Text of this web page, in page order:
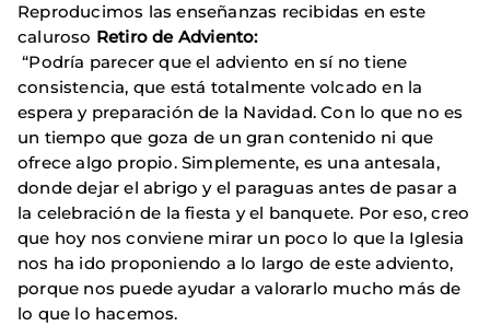
Reproducimos las enseñanzas recibidas en este
caluroso Retiro de Adviento:
“Podría parecer que el adviento en sí no tiene
consistencia, que está totalmente volcado en la
espera y preparación de la Navidad. Con lo que no es
un tiempo que goza de un gran contenido ni que
ofrece algo propio. Simplemente, es una antesala,
donde dejar el abrigo y el paraguas antes de pasar a
la celebración de la fiesta y el banquete. Por eso, creo
que hoy nos conviene mirar un poco lo que la Iglesia
nos ha ido proponiendo a lo largo de este adviento,
porque nos puede ayudar a valorarlo mucho más de
lo que lo hacemos.